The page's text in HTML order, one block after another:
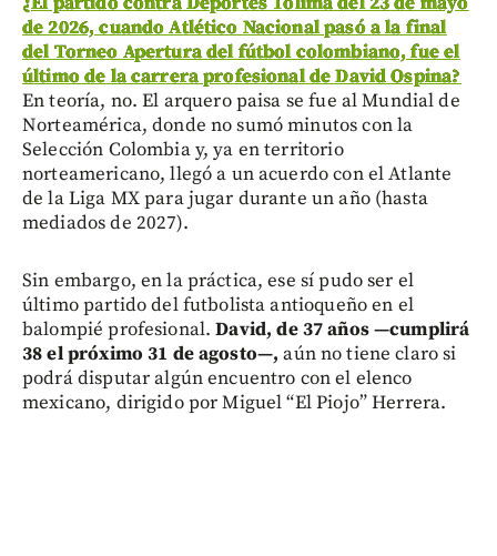
de 2026, cuando Atlético Nacional pasó a la final
del Torneo Apertura del fútbol colombiano, fue el
último de la carrera profesional de David Ospina?
En teoría, no. El arquero paisa se fue al Mundial de
Norteamérica, donde no sumó minutos con la
Selección Colombia y, ya en territorio
norteamericano, llegó a un acuerdo con el Atlante
de la Liga MX para jugar durante un año (hasta
mediados de 2027).
Sin embargo, en la práctica, ese sí pudo ser el
último partido del futbolista antioqueño en el
balompié profesional.David, de 37 años —cumplirá
38 el próximo 31 de agosto—, aún no tiene claro si
podrá disputar algún encuentro con el elenco
mexicano, dirigido por Miguel “El Piojo” Herrera.